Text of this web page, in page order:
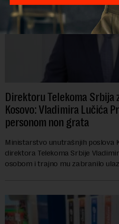
Direktoru Telekoma Srbija
Kosovo: Vladimira Lučića
personom non grata
Ministarstvo unutrašnjih poslova
direktora Telekoma Srbije
osobom i trajno mu zabranilo